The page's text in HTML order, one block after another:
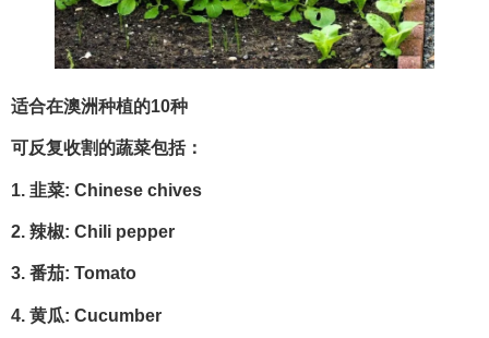
适合在澳洲种植的10种
可反复收割的蔬菜包括：
1. 韭菜: Chinese chives
2. 辣椒: Chili pepper
3. 番茄: Tomato
4. 黄瓜: Cucumber